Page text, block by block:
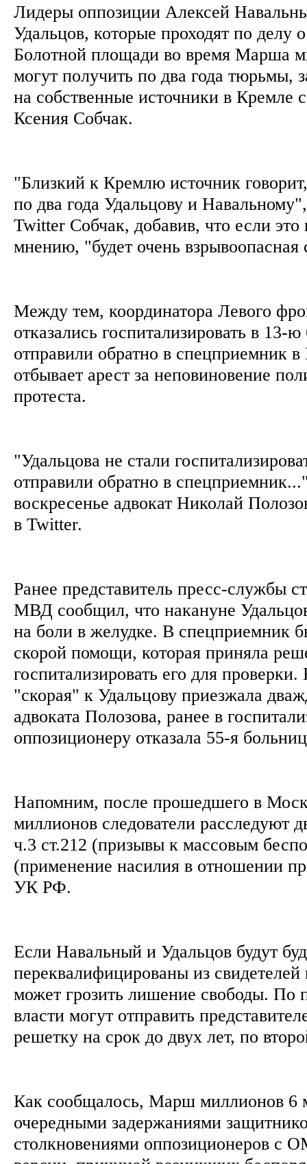
Лидеры оппозиции Алексей
Удальцов, которые проходят по делу
Болотной площади во время Марша
могут получить по два года тюрьмы,
на собственные источники в Кремле
Ксения Собчак.
"Близкий к Кремлю источник
по два года Удальцову и
Twitter Собчак, добавив, что если это
мнению, "будет очень
Между тем, координатора Левого
отказались госпитализировать в 13-
отправили обратно в спецприемник
отбывает арест за неповиновение
протеста.
"Удальцова не стали
отправили обратно в
воскресенье адвокат Николай
в Twitter.
Ранее представитель пресс-службы
МВД сообщил, что накануне
на боли в желудке. В спецприемник
скорой помощи, которая приняла
госпитализировать его для проверки.
"скорая" к Удальцову приезжала
адвоката Полозова, ранее в
оппозиционеру отказала 55-я
Напомним, после прошедшего в
миллионов следователи расследуют
ч.3 ст.212 (призывы к массовым
(применение насилия в отношении
УК РФ.
Если Навальный и Удальцов будут
переквалифицированы из
может грозить лишение свободы. По
власти могут отправить
решетку на срок до двух лет, по
Как сообщалось, Марш миллионов 6
очередными задержаниями
столкновениями оппозиционеров с